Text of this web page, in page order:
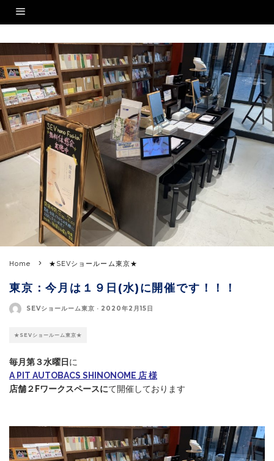
Home ★SEVショールーム東京★
東京：今月は１９日(水)に開催です！！！
SEVショールーム東京 · 2020年2月15日
★SEVショールーム東京★
毎月第３水曜日に
A PIT AUTOBACS SHINONOME 店 様
店舗２Fワークスペースにて開催しております